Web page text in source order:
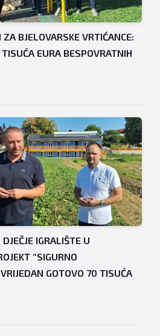
BJELOVARSKE VRTIĆANCE:
EURA BESPOVRATNIH
IGRALIŠTE U
“SIGURNO
GOTOVO 70 TISUĆA